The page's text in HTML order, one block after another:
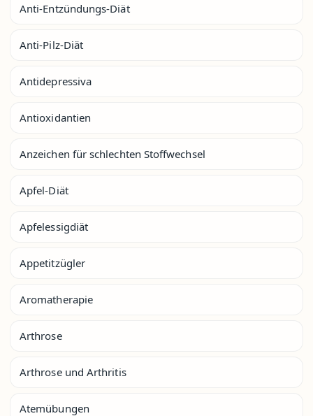
Anti-Entzündungs-Diät
Anti-Pilz-Diät
Antidepressiva
Antioxidantien
Anzeichen für schlechten Stoffwechsel
Apfel-Diät
Apfelessigdiät
Appetitzügler
Aromatherapie
Arthrose
Arthrose und Arthritis
Atemübungen